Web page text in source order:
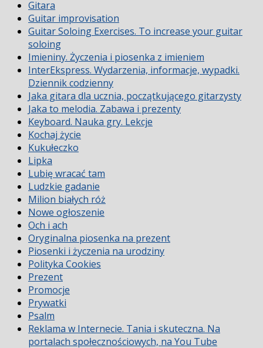
Gitara
Guitar improvisation
Guitar Soloing Exercises. To increase your guitar
soloing
Imieniny. Życzenia i piosenka z imieniem
InterEkspress. Wydarzenia, informacje, wypadki.
Dziennik codzienny
Jaka gitara dla ucznia, początkującego gitarzysty
Jaka to melodia. Zabawa i prezenty
Keyboard. Nauka gry. Lekcje
Kochaj życie
Kukułeczko
Lipka
Lubię wracać tam
Ludzkie gadanie
Milion białych róż
Nowe ogłoszenie
Och i ach
Oryginalna piosenka na prezent
Piosenki i życzenia na urodziny
Polityka Cookies
Prezent
Promocje
Prywatki
Psalm
Reklama w Internecie. Tania i skuteczna. Na
portalach społecznościowych, na You Tube